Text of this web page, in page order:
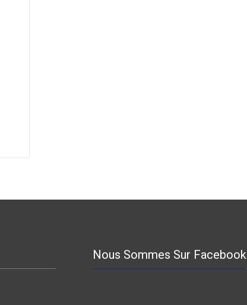
Nous Sommes Sur Facebook